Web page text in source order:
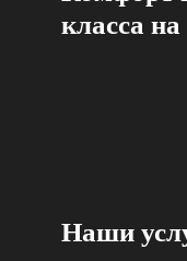
класса
Наши